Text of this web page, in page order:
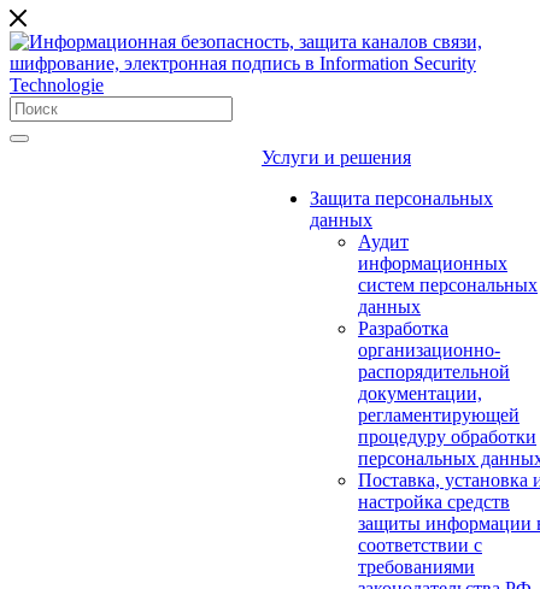
Услуги и решения
Защита персональных
данных
Аудит
информационных
систем персональных
данных
Разработка
организационно-
распорядительной
документации,
регламентирующей
процедуру обработки
персональных
Поставка, установка
настройка средств
защиты информации
соответствии с
требованиями